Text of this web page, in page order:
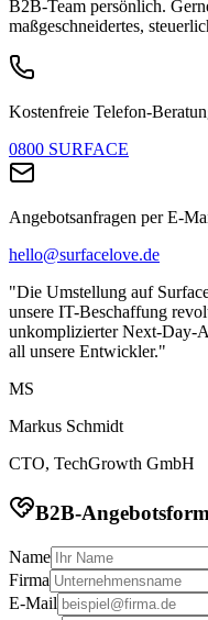
B2B-Team persönlich.
maßgeschneidertes,
Kostenfreie Telefon-
0800 SURFACE
Angebotsanfragen per E-
hello@surfacelove.de
"Die Umstellung auf
unsere IT-Beschaffung
unkomplizierter Next-Day-
all unsere Entwickler."
MS
Markus Schmidt
CTO, TechGrowth GmbH
B2B-
Name
Firma
E-Mail